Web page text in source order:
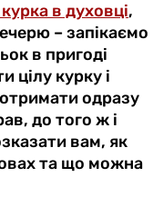
в духовці,
– запікаємо
в пригоді
цілу курку і
одразу
до того ж і
вам, як
та що можна